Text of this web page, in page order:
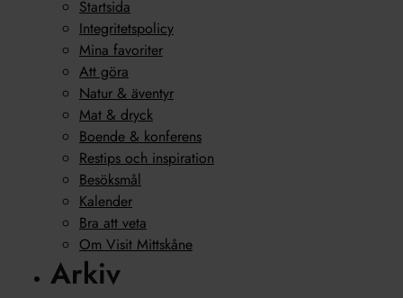
Startsida
Integritetspolicy
Mina favoriter
Att göra
Natur & äventyr
Mat & dryck
Boende & konferens
Restips och inspiration
Besöksmål
Kalender
Bra att veta
Om Visit Mittskåne
Arkiv